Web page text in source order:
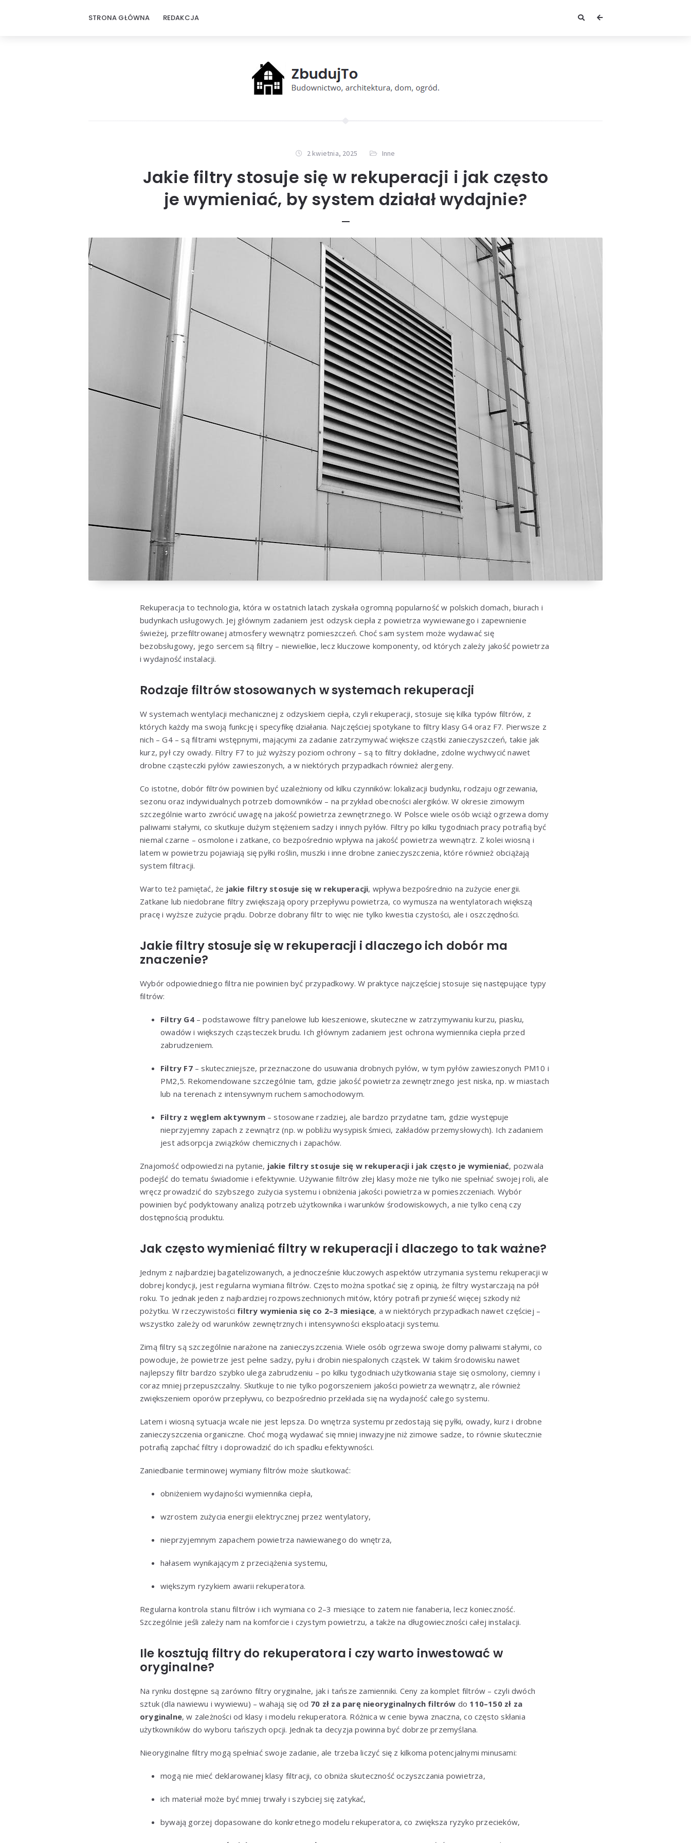
STRONA GŁÓWNA REDAKCJA
2 kwietnia, 2025 Inne
Jakie filtry stosuje się w rekuperacji i jak często
je wymieniać, by system działał wydajnie?
Rekuperacja to technologia, która w ostatnich latach zyskała ogromną popularność w polskich domach, biurach i
budynkach usługowych. Jej głównym zadaniem jest odzysk ciepła z powietrza wywiewanego i zapewnienie
świeżej, przefiltrowanej atmosfery wewnątrz pomieszczeń. Choć sam system może wydawać się
bezobsługowy, jego sercem są filtry – niewielkie, lecz kluczowe komponenty, od których zależy jakość powietrza
i wydajność instalacji.
Rodzaje filtrów stosowanych w systemach rekuperacji
W systemach wentylacji mechanicznej z odzyskiem ciepła, czyli rekuperacji, stosuje się kilka typów filtrów, z
których każdy ma swoją funkcję i specyfikę działania. Najczęściej spotykane to filtry klasy G4 oraz F7. Pierwsze z
nich – G4 – są filtrami wstępnymi, mającymi za zadanie zatrzymywać większe cząstki zanieczyszczeń, takie jak
kurz, pył czy owady. Filtry F7 to już wyższy poziom ochrony – są to filtry dokładne, zdolne wychwycić nawet
drobne cząsteczki pyłów zawieszonych, a w niektórych przypadkach również alergeny.
Co istotne, dobór filtrów powinien być uzależniony od kilku czynników: lokalizacji budynku, rodzaju ogrzewania,
sezonu oraz indywidualnych potrzeb domowników – na przykład obecności alergików. W okresie zimowym
szczególnie warto zwrócić uwagę na jakość powietrza zewnętrznego. W Polsce wiele osób wciąż ogrzewa domy
paliwami stałymi, co skutkuje dużym stężeniem sadzy i innych pyłów. Filtry po kilku tygodniach pracy potrafią być
niemal czarne – osmolone i zatkane, co bezpośrednio wpływa na jakość powietrza wewnątrz. Z kolei wiosną i
latem w powietrzu pojawiają się pyłki roślin, muszki i inne drobne zanieczyszczenia, które również obciążają
system filtracji.
Warto też pamiętać, że jakie filtry stosuje się w rekuperacji, wpływa bezpośrednio na zużycie energii.
Zatkane lub niedobrane filtry zwiększają opory przepływu powietrza, co wymusza na wentylatorach większą
pracę i wyższe zużycie prądu. Dobrze dobrany filtr to więc nie tylko kwestia czystości, ale i oszczędności.
Jakie filtry stosuje się w rekuperacji i dlaczego ich dobór ma
znaczenie?
Wybór odpowiedniego filtra nie powinien być przypadkowy. W praktyce najczęściej stosuje się następujące typy
filtrów:
Filtry G4– podstawowe filtry panelowe lub kieszeniowe, skuteczne w zatrzymywaniu kurzu, piasku,
owadów i większych cząsteczek brudu. Ich głównym zadaniem jest ochrona wymiennika ciepła przed
zabrudzeniem.
Filtry F7– skuteczniejsze, przeznaczone do usuwania drobnych pyłów, w tym pyłów zawieszonych PM10 i
PM2,5. Rekomendowane szczególnie tam, gdzie jakość powietrza zewnętrznego jest niska, np. w miastach
lub na terenach z intensywnym ruchem samochodowym.
Filtry z węglem aktywnym– stosowane rzadziej, ale bardzo przydatne tam, gdzie występuje
nieprzyjemny zapach z zewnątrz (np. w pobliżu wysypisk śmieci, zakładów przemysłowych). Ich zadaniem
jest adsorpcja związków chemicznych i zapachów.
Znajomość odpowiedzi na pytanie, jakie filtry stosuje się w rekuperacji i jak często je wymieniać, pozwala
podejść do tematu świadomie i efektywnie. Używanie filtrów złej klasy może nie tylko nie spełniać swojej roli, ale
wręcz prowadzić do szybszego zużycia systemu i obniżenia jakości powietrza w pomieszczeniach. Wybór
powinien być podyktowany analizą potrzeb użytkownika i warunków środowiskowych, a nie tylko ceną czy
dostępnością produktu.
Jak często wymieniać filtry w rekuperacji i dlaczego to tak ważne?
Jednym z najbardziej bagatelizowanych, a jednocześnie kluczowych aspektów utrzymania systemu rekuperacji w
dobrej kondycji, jest regularna wymiana filtrów. Często można spotkać się z opinią, że filtry wystarczają na pół
roku. To jednak jeden z najbardziej rozpowszechnionych mitów, który potrafi przynieść więcej szkody niż
pożytku. W rzeczywistości filtry wymienia się co 2–3 miesiące, a w niektórych przypadkach nawet częściej –
wszystko zależy od warunków zewnętrznych i intensywności eksploatacji systemu.
Zimą filtry są szczególnie narażone na zanieczyszczenia. Wiele osób ogrzewa swoje domy paliwami stałymi, co
powoduje, że powietrze jest pełne sadzy, pyłu i drobin niespalonych cząstek. W takim środowisku nawet
najlepszy filtr bardzo szybko ulega zabrudzeniu – po kilku tygodniach użytkowania staje się osmolony, ciemny i
coraz mniej przepuszczalny. Skutkuje to nie tylko pogorszeniem jakości powietrza wewnątrz, ale również
zwiększeniem oporów przepływu, co bezpośrednio przekłada się na wydajność całego systemu.
Latem i wiosną sytuacja wcale nie jest lepsza. Do wnętrza systemu przedostają się pyłki, owady, kurz i drobne
zanieczyszczenia organiczne. Choć mogą wydawać się mniej inwazyjne niż zimowe sadze, to równie skutecznie
potrafią zapchać filtry i doprowadzić do ich spadku efektywności.
Zaniedbanie terminowej wymiany filtrów może skutkować:
obniżeniem wydajności wymiennika ciepła,
wzrostem zużycia energii elektrycznej przez wentylatory,
nieprzyjemnym zapachem powietrza nawiewanego do wnętrza,
hałasem wynikającym z przeciążenia systemu,
większym ryzykiem awarii rekuperatora.
Regularna kontrola stanu filtrów i ich wymiana co 2–3 miesiące to zatem nie fanaberia, lecz konieczność.
Szczególnie jeśli zależy nam na komforcie i czystym powietrzu, a także na długowieczności całej instalacji.
Ile kosztują filtry do rekuperatora i czy warto inwestować w
oryginalne?
Na rynku dostępne są zarówno filtry oryginalne, jak i tańsze zamienniki. Ceny za komplet filtrów – czyli dwóch
sztuk (dla nawiewu i wywiewu) – wahają się od 70 zł za parę nieoryginalnych filtrów do 110–150 zł za
oryginalne, w zależności od klasy i modelu rekuperatora. Różnica w cenie bywa znaczna, co często skłania
użytkowników do wyboru tańszych opcji. Jednak ta decyzja powinna być dobrze przemyślana.
Nieoryginalne filtry mogą spełniać swoje zadanie, ale trzeba liczyć się z kilkoma potencjalnymi minusami:
mogą nie mieć deklarowanej klasy filtracji, co obniża skuteczność oczyszczania powietrza,
ich materiał może być mniej trwały i szybciej się zatykać,
bywają gorzej dopasowane do konkretnego modelu rekuperatora, co zwiększa ryzyko przecieków,